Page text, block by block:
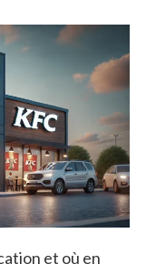
et où en